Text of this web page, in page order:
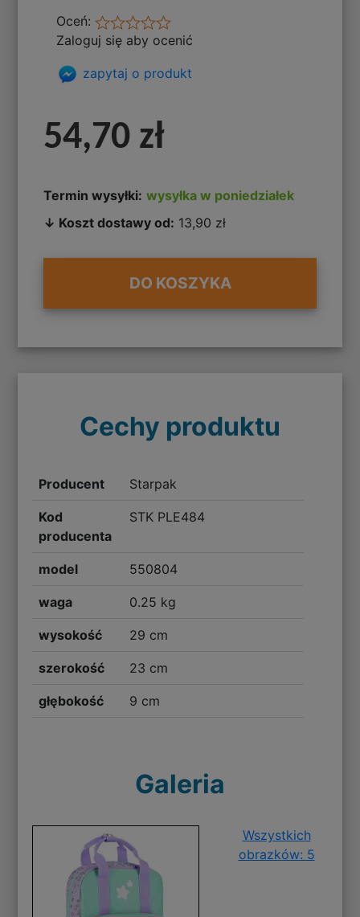
Oceń:
Zaloguj się aby ocenić
zapytaj o produkt
54,70 zł
Termin wysyłki: wysyłka w poniedziałek
↓ Koszt dostawy od: 13,90 zł
DO KOSZYKA
Cechy produktu
Producent Starpak
Kod
producenta
STK PLE484
model 550804
waga 0.25 kg
wysokość 29 cm
szerokość 23 cm
głębokość 9 cm
Galeria
Wszystkich
obrazków: 5